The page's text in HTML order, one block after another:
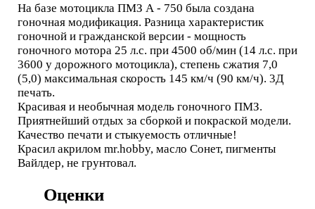
На базе мотоцикла ПМЗ А - 750 была создана
гоночная модификация. Разница характеристик
гоночной и гражданской версии - мощность
гоночного мотора 25 л.с. при 4500 об/мин (14 л.с. при
3600 у дорожного мотоцикла), степень сжатия 7,0
(5,0) максимальная скорость 145 км/ч (90 км/ч). 3Д
печать.
Красивая и необычная модель гоночного ПМЗ.
Приятнейший отдых за сборкой и покраской модели.
Качество печати и стыкуемость отличные!
Красил акрилом mr.hobby, масло Сонет, пигменты
Вайлдер, не грунтовал.
Оценки